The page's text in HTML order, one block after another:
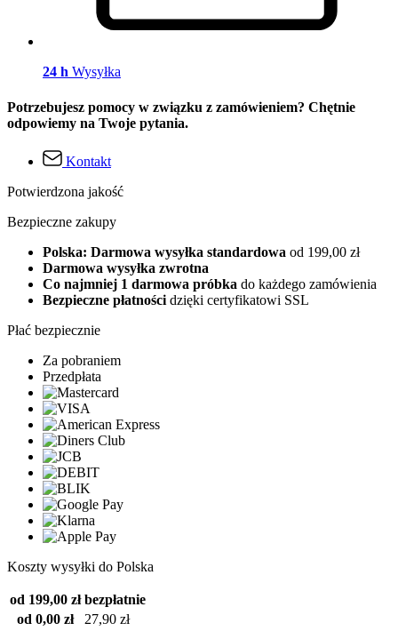
24 h Wysyłka
Potrzebujesz pomocy w związku z zamówieniem? Chętnie
odpowiemy na Twoje pytania.
Kontakt
Potwierdzona jakość
Bezpieczne zakupy
Polska: Darmowa wysyłka standardowa od 199,00 zł
Darmowa wysyłka zwrotna
Co najmniej 1 darmowa próbka do każdego zamówienia
Bezpieczne płatności dzięki certyfikatowi SSL
Płać bezpiecznie
Za pobraniem
Przedpłata
Koszty wysyłki do Polska
od 199,00 zł bezpłatnie
od 0,00 zł
27,90 zł